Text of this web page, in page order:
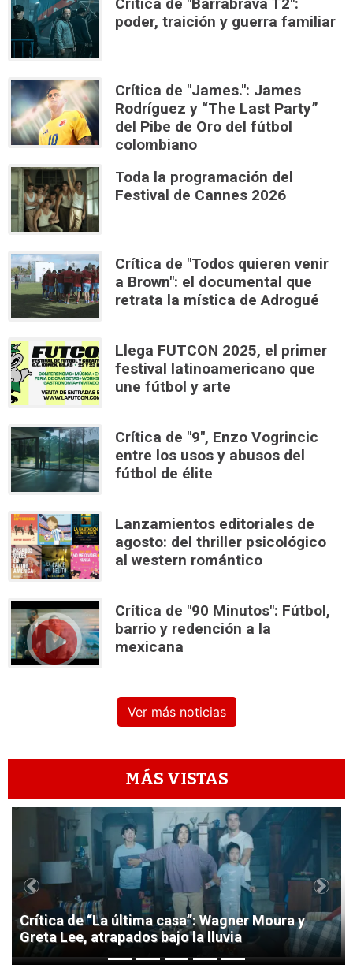
poder, traición y guerra familiar
Crítica de "James.": James
Rodríguez y “The Last Party”
del Pibe de Oro del fútbol
colombiano
Toda la programación del
Festival de Cannes 2026
Crítica de "Todos quieren venir
a Brown": el documental que
retrata la mística de Adrogué
Llega FUTCON 2025, el primer
festival latinoamericano que
une fútbol y arte
Crítica de "9", Enzo Vogrincic
entre los usos y abusos del
fútbol de élite
Lanzamientos editoriales de
agosto: del thriller psicológico
al western romántico
Crítica de "90 Minutos": Fútbol,
barrio y redención a la
mexicana
Ver más noticias
MÁS VISTAS
1
Crítica de “La última casa”: Wagner Moura y
Greta Lee, atrapados bajo la lluvia
Previous Next